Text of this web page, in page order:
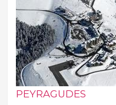
PEYRAGUDES